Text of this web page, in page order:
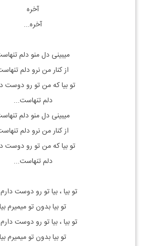
آخره
آخره...
میبینی دل منو دلم
از کنار من نرو دلم
تو بیا که من تو رو دوست
دلم تنهاست...
میبینی دل منو دلم
از کنار من نرو دلم
تو بیا که من تو رو دوست
دلم تنهاست...
تو بیا ، بیا تو رو دوست دارم
تو بیا بدون تو میمیرم بیا
تو بیا ، بیا تو رو دوست دارم
تو بیا بدون تو میمیرم بیا